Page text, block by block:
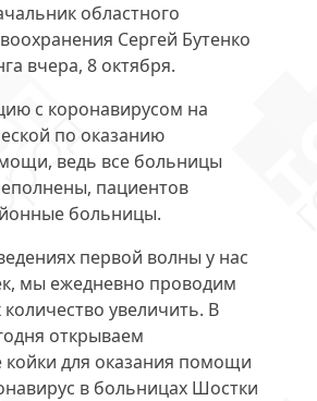
областного
Сергей Бутенко
вчера, 8 октября.
с коронавирусом на
по оказанию
ведь все больницы
пациентов
больницы.
первой волны у нас
мы ежедневно проводим
увеличить. В
открываем
для оказания помощи
в больницах Шостки